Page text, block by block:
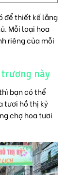
để thiết kế lẵng
Mỗi loại hoa
riêng của mỗi
này
bạn có thể
tươi hồ thị kỷ
chợ hoa tươi